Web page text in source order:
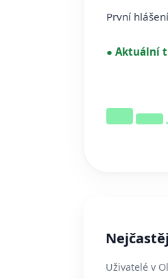
První
● Aktuální
Uživatelé v